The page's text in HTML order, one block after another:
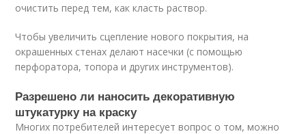
очистить перед тем, как класть раствор.
Чтобы увеличить сцепление нового покрытия, на
окрашенных стенах делают насечки (с помощью
перфоратора, топора и других инструментов).
Разрешено ли наносить декоративную
штукатурку на краску
Многих потребителей интересует вопрос о том, можно